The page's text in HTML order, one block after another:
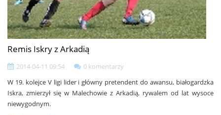
Remis Iskry z Arkadią
2014-04-11 09:54
0 komentarzy
W 19. kolejce V ligi lider i główny pretendent do awansu, białogardzka
Iskra, zmierzył się w Malechowie z Arkadią, rywalem od lat wysoce
niewygodnym.